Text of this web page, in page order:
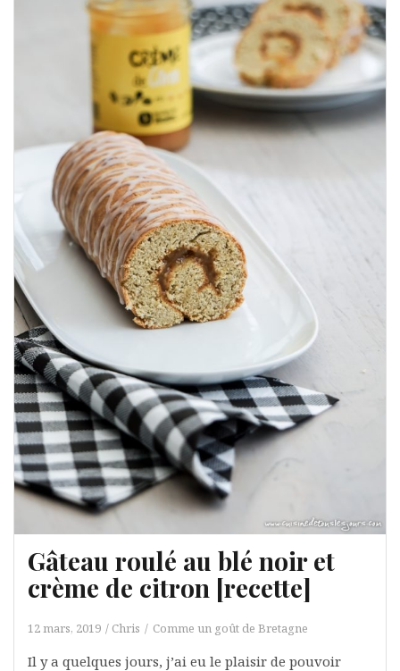
Gâteau roulé au blé noir et
crème de citron [recette]
12 mars, 2019 Chris Comme un goût de Bretagne
Il y a quelques jours, j’ai eu le plaisir de pouvoir